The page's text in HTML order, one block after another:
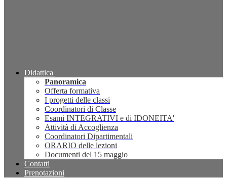
Didattica
Panoramica
Offerta formativa
I progetti delle classi
Coordinatori di Classe
Esami INTEGRATIVI e di IDONEITA'
Attività di Accoglienza
Coordinatori Dipartimentali
ORARIO delle lezioni
Documenti del 15 maggio
Contatti
Prenotazioni